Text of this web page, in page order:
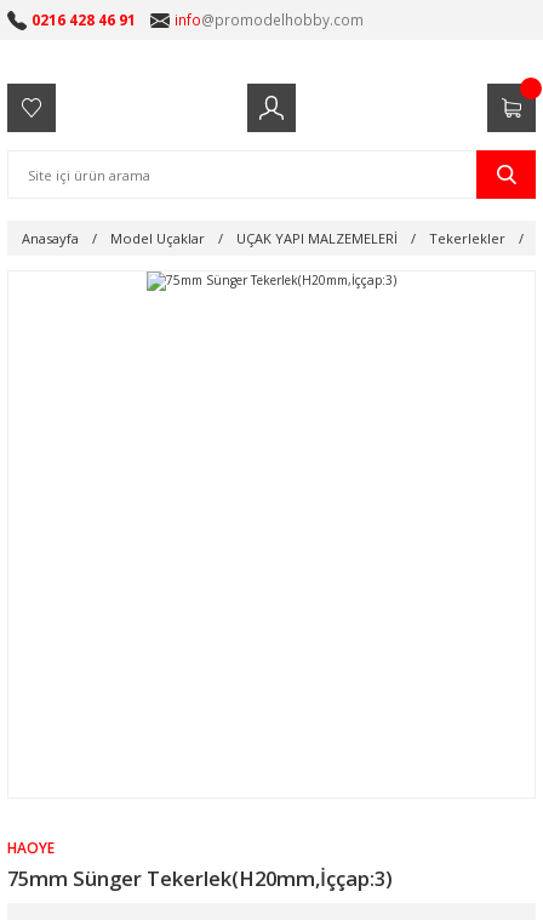
0216 428 46 91 info@promodelhobby.com
Anasayfa Model Uçaklar UÇAK YAPI MALZEMELERİ Tekerlekler
HAOYE
75mm Sünger Tekerlek(H20mm,İççap:3)